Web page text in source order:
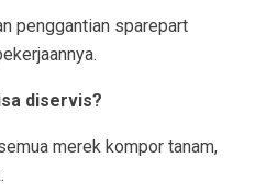
penggantian sparepart
diservis?
merek kompor tanam,